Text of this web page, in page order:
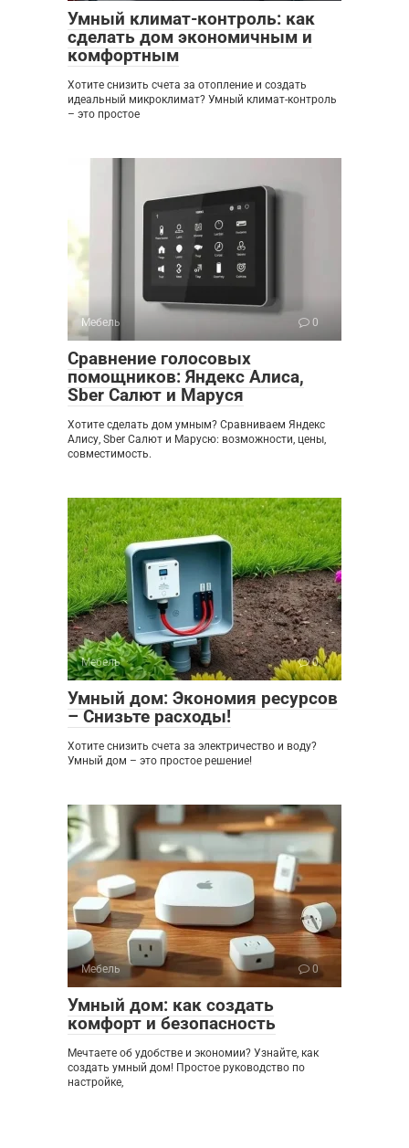
Умный климат-контроль: как
сделать дом экономичным и
комфортным
Хотите снизить счета за отопление и создать
идеальный микроклимат? Умный климат-контроль
– это простое
Мебель 0
Сравнение голосовых
помощников: Яндекс Алиса,
Sber Салют и Маруся
Хотите сделать дом умным? Сравниваем Яндекс
Алису, Sber Салют и Марусю: возможности, цены,
совместимость.
Мебель 0
Умный дом: Экономия ресурсов
– Снизьте расходы!
Хотите снизить счета за электричество и воду?
Умный дом – это простое решение!
Мебель 0
Умный дом: как создать
комфорт и безопасность
Мечтаете об удобстве и экономии? Узнайте, как
создать умный дом! Простое руководство по
настройке,